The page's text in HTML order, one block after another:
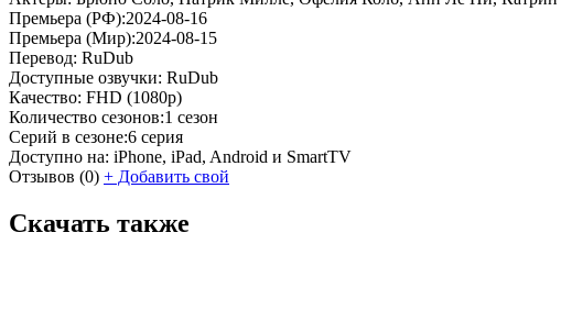
Премьера (РФ):2024-08-16
Премьера (Мир):2024-08-15
Перевод: RuDub
Доступные озвучки: RuDub
Качество: FHD (1080p)
Количество сезонов:1 сезон
Серий в сезоне:6 серия
Доступно на: iPhone, iPad, Android и SmartTV
Отзывов (0) + Добавить свой
Скачать также